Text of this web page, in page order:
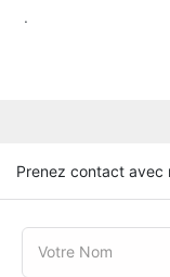
.
Prenez contact avec
Votre Nom